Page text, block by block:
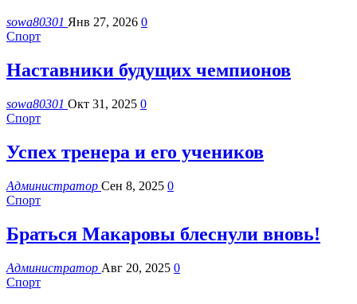
sowa80301 Янв 27, 2026 0
Спорт
Наставники будущих чемпионов
sowa80301 Окт 31, 2025 0
Спорт
Успех тренера и его учеников
Администратор Сен 8, 2025 0
Спорт
Браться Макаровы блеснули вновь!
Администратор Авг 20, 2025 0
Спорт